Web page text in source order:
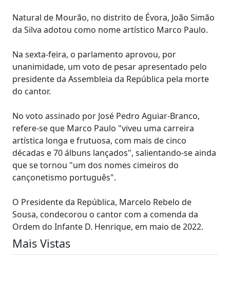
Natural de Mourão, no distrito de Évora, João Simão
da Silva adotou como nome artístico Marco Paulo.
Na sexta-feira, o parlamento aprovou, por
unanimidade, um voto de pesar apresentado pelo
presidente da Assembleia da República pela morte
do cantor.
No voto assinado por José Pedro Aguiar-Branco,
refere-se que Marco Paulo "viveu uma carreira
artística longa e frutuosa, com mais de cinco
décadas e 70 álbuns lançados", salientando-se ainda
que se tornou "um dos nomes cimeiros do
cançonetismo português".
O Presidente da República, Marcelo Rebelo de
Sousa, condecorou o cantor com a comenda da
Ordem do Infante D. Henrique, em maio de 2022.
Mais Vistas